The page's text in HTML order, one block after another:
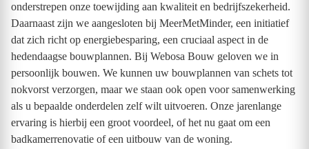
onderstrepen onze toewijding aan kwaliteit en bedrijfszekerheid.
Daarnaast zijn we aangesloten bij MeerMetMinder, een initiatief
dat zich richt op energiebesparing, een cruciaal aspect in de
hedendaagse bouwplannen. Bij Webosa Bouw geloven we in
persoonlijk bouwen. We kunnen uw bouwplannen van schets tot
nokvorst verzorgen, maar we staan ook open voor samenwerking
als u bepaalde onderdelen zelf wilt uitvoeren. Onze jarenlange
ervaring is hierbij een groot voordeel, of het nu gaat om een
badkamerrenovatie of een uitbouw van de woning.